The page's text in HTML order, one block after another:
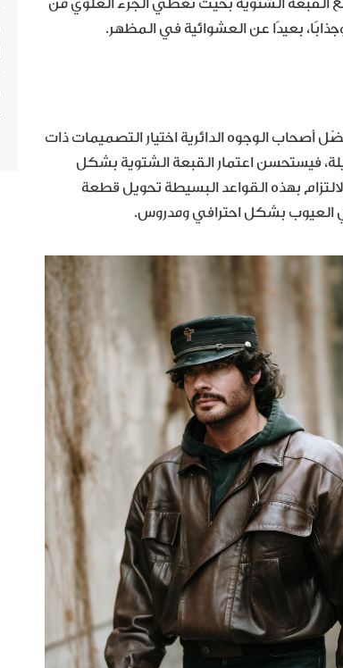
القبعة الشتوية بحيث تغطي الجزء العلوي من
بعيدًا عن العشوائية في المظهر.
أصحاب الوجوه الدائرية اختيار التصميمات ذات
فيستحسن اعتمار القبعة الشتوية بشكل
بهذه القواعد البسيطة تحويل قطعة
العيوب بشكل احترافي ومدروس.